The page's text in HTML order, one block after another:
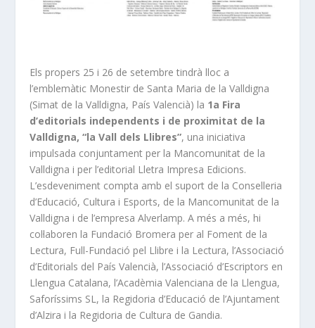
Els propers 25 i 26 de setembre tindrà lloc a
l’emblemàtic Monestir de Santa Maria de la Valldigna
(Simat de la Valldigna, País Valencià) la 1a Fira
d’editorials independents i de proximitat de la
Valldigna, “la Vall dels Llibres”, una iniciativa
impulsada conjuntament per la Mancomunitat de la
Valldigna i per l’editorial Lletra Impresa Edicions.
L’esdeveniment compta amb el suport de la Conselleria
d’Educació, Cultura i Esports, de la Mancomunitat de la
Valldigna i de l’empresa Alverlamp. A més a més, hi
col·laboren la Fundació Bromera per al Foment de la
Lectura, Full-Fundació pel Llibre i la Lectura, l’Associació
d’Editorials del País Valencià, l’Associació d’Escriptors en
Llengua Catalana, l’Acadèmia Valenciana de la Llengua,
Saforíssims SL, la Regidoria d’Educació de l’Ajuntament
d’Alzira i la Regidoria de Cultura de Gandia.